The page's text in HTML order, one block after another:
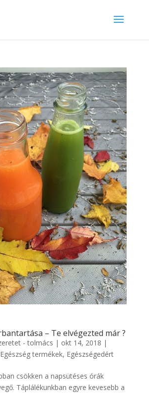
– Te elvégezted már ?
- tolmács | okt 14, 2018 |
Egészség termékek, Egészségedért
csökken a napsütéses órák
Táplálékunkban egyre kevesebb a